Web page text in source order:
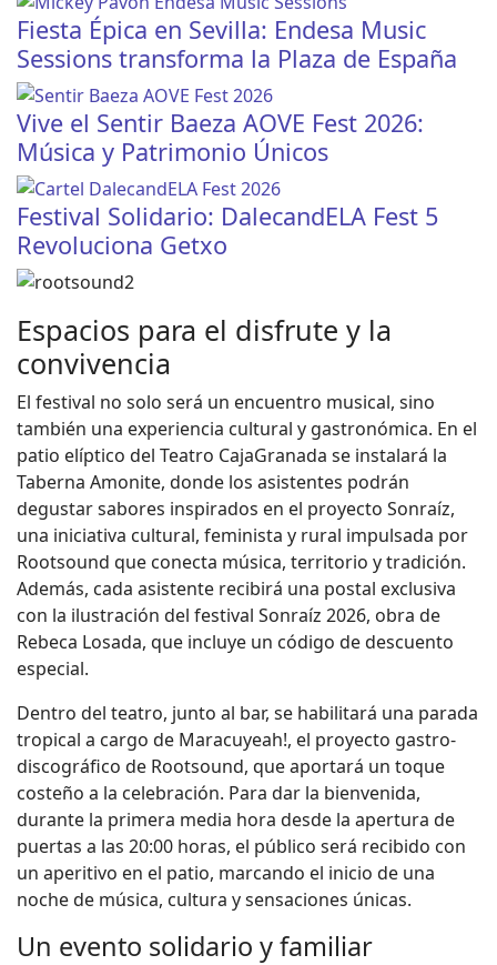
Fiesta Épica en Sevilla: Endesa Music
Sessions transforma la Plaza de España
Vive el Sentir Baeza AOVE Fest 2026:
Música y Patrimonio Únicos
Festival Solidario: DalecandELA Fest 5
Revoluciona Getxo
Espacios para el disfrute y la
convivencia
El festival no solo será un encuentro musical, sino
también una experiencia cultural y gastronómica. En el
patio elíptico del Teatro CajaGranada se instalará la
Taberna Amonite, donde los asistentes podrán
degustar sabores inspirados en el proyecto Sonraíz,
una iniciativa cultural, feminista y rural impulsada por
Rootsound que conecta música, territorio y tradición.
Además, cada asistente recibirá una postal exclusiva
con la ilustración del festival Sonraíz 2026, obra de
Rebeca Losada, que incluye un código de descuento
especial.
Dentro del teatro, junto al bar, se habilitará una parada
tropical a cargo de Maracuyeah!, el proyecto gastro-
discográfico de Rootsound, que aportará un toque
costeño a la celebración. Para dar la bienvenida,
durante la primera media hora desde la apertura de
puertas a las 20:00 horas, el público será recibido con
un aperitivo en el patio, marcando el inicio de una
noche de música, cultura y sensaciones únicas.
Un evento solidario y familiar